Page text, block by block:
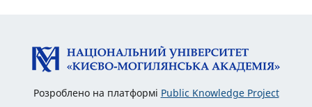
Розроблено на платформі Public Knowledge Project